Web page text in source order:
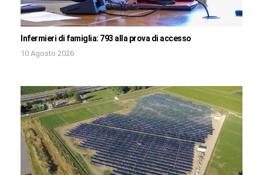
Infermieri di famiglia: 793 alla prova di accesso
10 Agosto 2026